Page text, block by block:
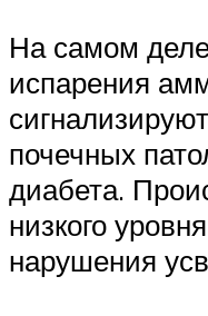
На самом
испарения
почечных
диабета.
низкого
нарушения